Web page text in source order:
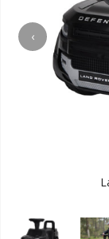
‹